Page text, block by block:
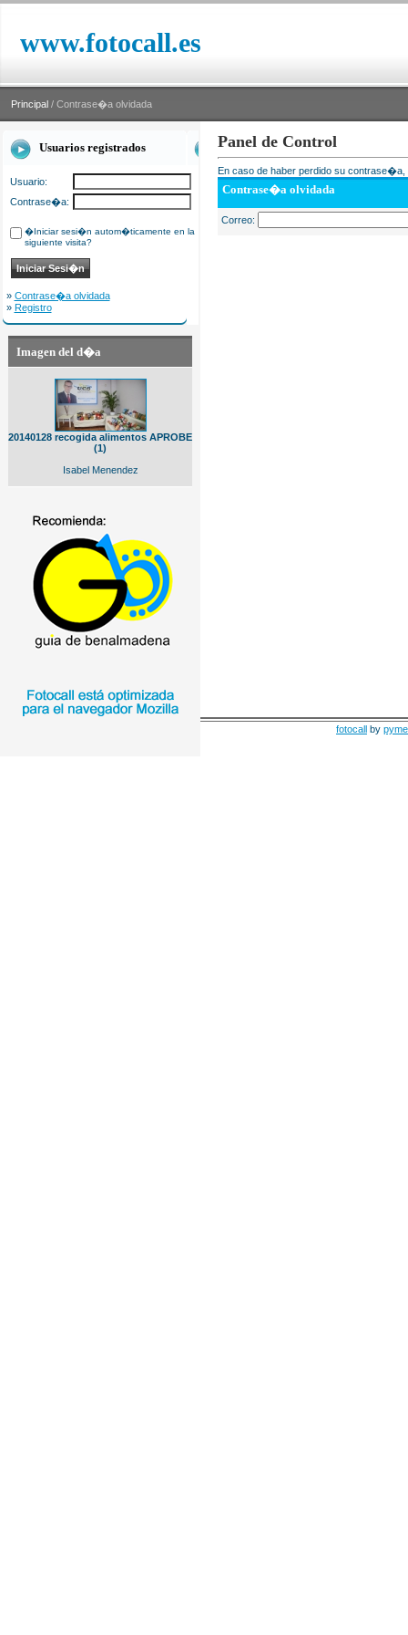
www.fotocall.es
Principal / Contrase�a olvidada
Usuarios registrados
Usuario:
Contrase�a:
�Iniciar sesi�n autom�ticamente en la
siguiente visita?
» Contrase�a olvidada
» Registro
Imagen del d�a
20140128 recogida alimentos APROBE
(1)
Isabel Menendez
Panel de Control
En caso de haber perdido su
Contrase�a olvidada
Correo:
fotocall by